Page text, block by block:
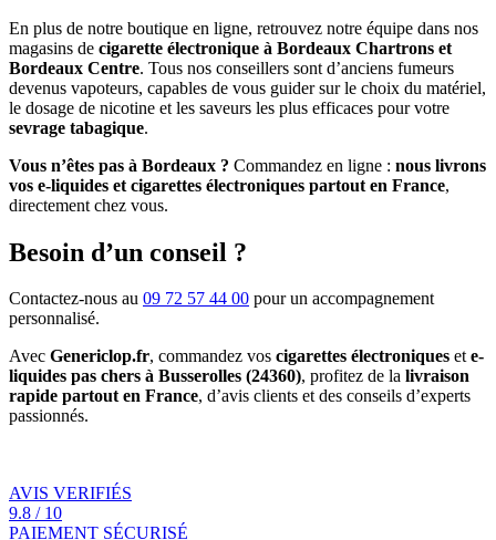
En plus de notre boutique en ligne, retrouvez notre équipe dans nos
magasins de cigarette électronique à Bordeaux Chartrons et
Bordeaux Centre. Tous nos conseillers sont d’anciens fumeurs
devenus vapoteurs, capables de vous guider sur le choix du matériel,
le dosage de nicotine et les saveurs les plus efficaces pour votre
sevrage tabagique.
Vous n’êtes pas à Bordeaux ? Commandez en ligne : nous livrons
vos e-liquides et cigarettes électroniques partout en France,
directement chez vous.
Besoin d’un conseil ?
Contactez-nous au 09 72 57 44 00 pour un accompagnement
personnalisé.
Avec Genericlop.fr, commandez vos cigarettes électroniques ete-
liquides pas chers à Busserolles (24360), profitez de la livraison
rapide partout en France, d’avis clients et des conseils d’experts
passionnés.
AVIS VERIFIÉS
9.8 / 10
PAIEMENT SÉCURISÉ